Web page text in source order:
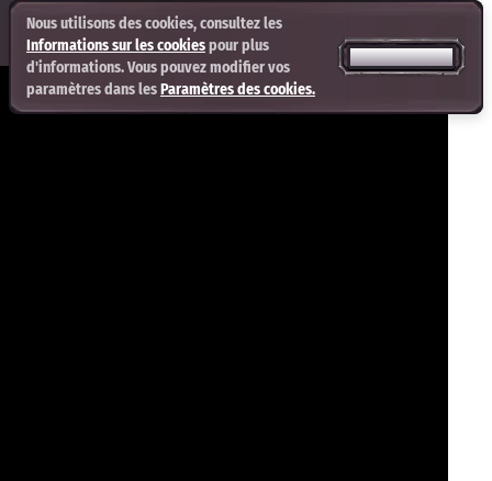
Nous utilisons des cookies, consultez les
Informations sur les cookiespour plus
d'informations. Vous pouvez modifier vos
paramètres dans lesParamètres des cookies.
ACCEPTER TOUT